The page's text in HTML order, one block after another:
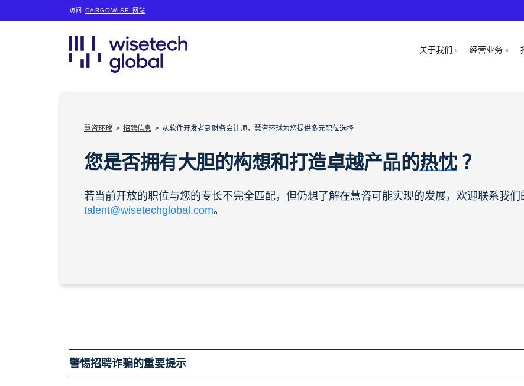
访问CARGOWISE 网站
关于我们 经营业务
慧咨环球 招聘信息 从软件开发者到财务会计师，慧咨环球为您提供多元职位选择
您是否拥有大胆的构想和打造卓越产品的热忱？
若当前开放的职位与您的专长不完全匹配，但仍想了解在慧咨可能实现的发展，欢迎联系我们
talent@wisetechglobal.com。
警惕招聘诈骗的重要提示